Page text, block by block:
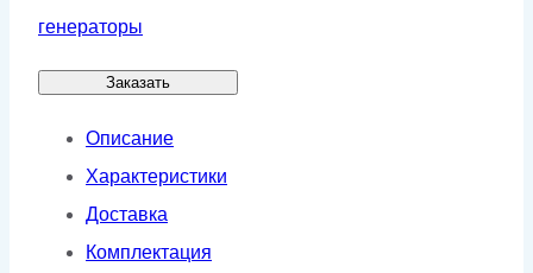
генераторы
Заказать
Описание
Характеристики
Доставка
Комплектация